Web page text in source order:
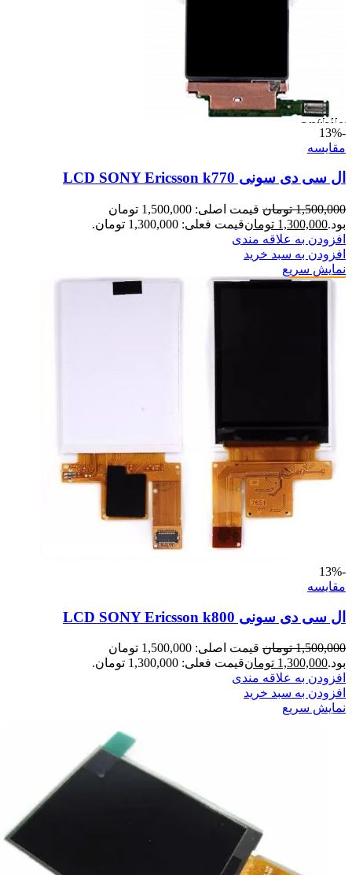
-13%
مقايسه
ال سی دی سونی LCD SONY Ericsson k770
1,500,000 تومان
قیمت اصلی: 1,500,000 تومان
بود.1,300,000 تومانقیمت فعلی: 1,300,000 تومان.
افزودن به علاقه مندی
افزودن به سبد خرید
نمایش سریع
-13%
مقايسه
ال سی دی سونی LCD SONY Ericsson k800
1,500,000 تومان
قیمت اصلی: 1,500,000 تومان
بود.1,300,000 تومانقیمت فعلی: 1,300,000 تومان.
افزودن به علاقه مندی
افزودن به سبد خرید
نمایش سریع